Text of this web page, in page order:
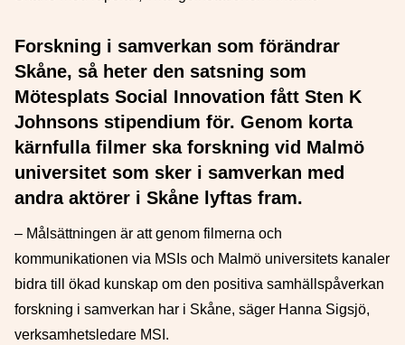
Forskning i samverkan som förändrar
Skåne, så heter den satsning som
Mötesplats Social Innovation fått Sten K
Johnsons stipendium för. Genom korta
kärnfulla filmer ska forskning vid Malmö
universitet som sker i samverkan med
andra aktörer i Skåne lyftas fram.
– Målsättningen är att genom filmerna och
kommunikationen via MSIs och Malmö universitets kanaler
bidra till ökad kunskap om den positiva samhällspåverkan
forskning i samverkan har i Skåne, säger Hanna Sigsjö,
verksamhetsledare MSI.